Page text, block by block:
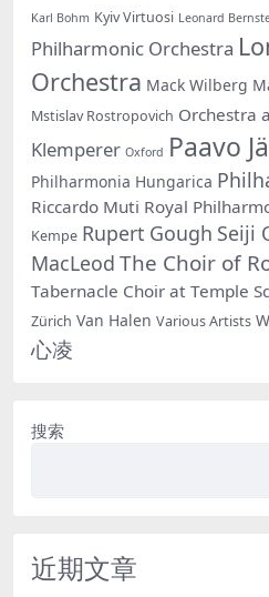
Karl Bohm Kyiv Virtuosi Leonard
Philharmonic Orchestra
Orchestra Mack Wilberg
Mstislav Rostropovich Orchestra
Klemperer Oxford Paavo
Philharmonia Hungarica
Riccardo Muti Royal
Kempe Rupert Gough Seiji
MacLeod The Choir of
Tabernacle Choir at Temple
Zürich Van Halen Various Artists
心凌
搜索
近期文章